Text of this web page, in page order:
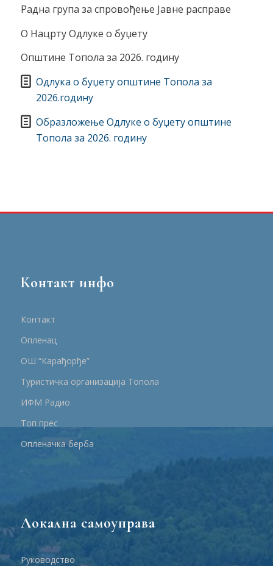
Радна група за спровођење Јавне расправе
О Нацрту Одлуке о буџету
Општине Топола за 2026. годину
Одлука о буџету општине Топола за
2026.годину
Образложење Одлуке о буџету општине
Топола за 2026. годину
Контакт инфо
Контакт
Опленац
ОШ “Карађорђе”
Туристичка организација Топола
ИФМ Радио
Топ прес
Опленачка берба
Локална самоуправа
Руководство